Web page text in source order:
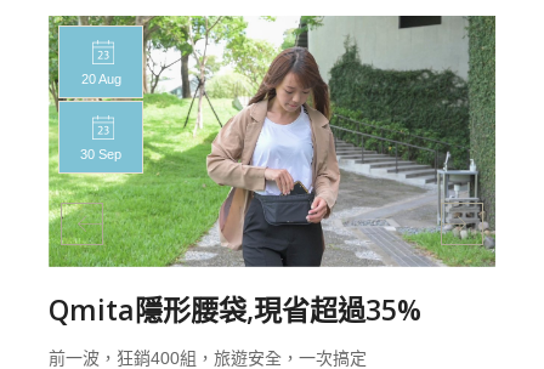
20 Aug
30 Sep
Qmita隱形腰袋,現省超過35%
前一波，狂銷400組，旅遊安全，一次搞定